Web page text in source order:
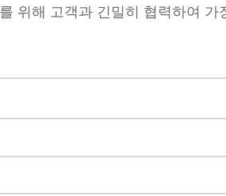
위해 고객과 긴밀히 협력하여 가